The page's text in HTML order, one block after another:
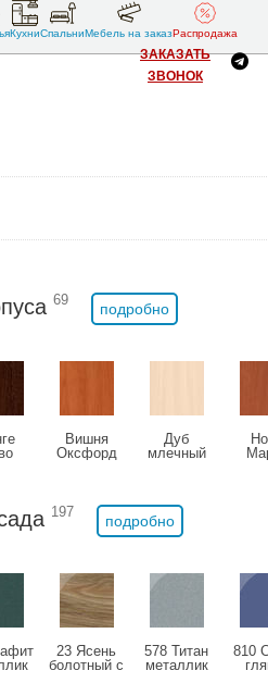
КухниСпальниМебель на заказРаспродажа
ЗАКАЗАТЬ
ЗВОНОК
69
подробно
Вишня
Оксфорд
Дуб
млечный
197
подробно
23 Ясень
болотный с
578 Титан
металлик
810